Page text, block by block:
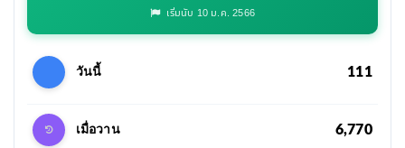
เริ่มนับ 10 ม.ค. 2566
วันนี้ 111
เมื่อวาน 6,770